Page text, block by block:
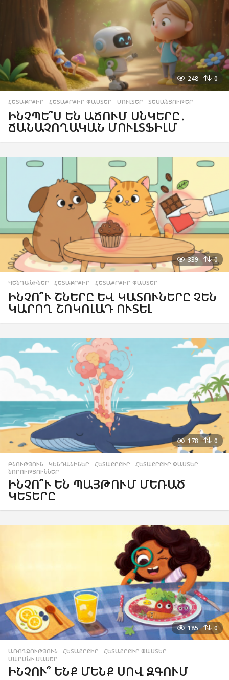
248 0
ՀԵՏԱՔՐՔԻՐ ,ՀԵՏԱՔՐՔԻՐ ՓԱՍՏԵՐ ,ՄՈՒԼՏԵՐ ,ՏԵՍԱՆՅՈՒԹԵՐ
ԻՆՉՊԵ՞Ս ԵՆ ԱՃՈՒՄ ՍՆԿԵՐԸ․
ՃԱՆԱՉՈՂԱԿԱՆ ՄՈՒԼՏՖԻԼՄ
339 0
ԿԵՆԴԱՆԻՆԵՐ ,ՀԵՏԱՔՐՔԻՐ ,ՀԵՏԱՔՐՔԻՐ ՓԱՍՏԵՐ
ԻՆՉՈ՞Ւ ՇՆԵՐԸ ԵՎ ԿԱՏՈՒՆԵՐԸ ՉԵՆ
ԿԱՐՈՂ ՇՈԿՈԼԱԴ ՈՒՏԵԼ
178 0
ԲՆՈՒԹՅՈՒՆ ,ԿԵՆԴԱՆԻՆԵՐ ,ՀԵՏԱՔՐՔԻՐ ,ՀԵՏԱՔՐՔԻՐ ՓԱՍՏԵՐ
ՆՈՐՈՒԹՅՈՒՆՆԵՐ
ԻՆՉՈ՞Ւ ԵՆ ՊԱՅԹՈՒՄ ՄԵՌԱԾ
ԿԵՏԵՐԸ
185 0
ԱՌՈՂՋՈՒԹՅՈՒՆ ,ՀԵՏԱՔՐՔԻՐ ,ՀԵՏԱՔՐՔԻՐ ՓԱՍՏԵՐ
ՄԱՐՄՆԻ ՄԱՍԵՐ
ԻՆՉՈՒ՞ ԵՆՔ ՄԵՆՔ ՍՈՎ ԶԳՈՒՄ